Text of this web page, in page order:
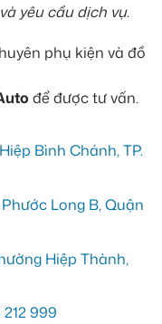
yêu cầu dịch vụ.
để được tư vấn.
Bình Chánh, TP.
Long B, Quận
Hiệp Thành,
999